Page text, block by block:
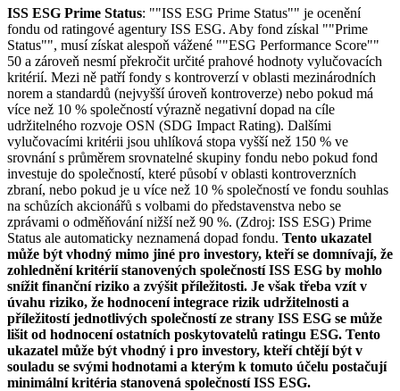
ISS ESG Prime Status: ""ISS ESG Prime Status"" je ocenění
fondu od ratingové agentury ISS ESG. Aby fond získal ""Prime
Status"", musí získat alespoň vážené ""ESG Performance Score""
50 a zároveň nesmí překročit určité prahové hodnoty vylučovacích
kritérií. Mezi ně patří fondy s kontroverzí v oblasti mezinárodních
norem a standardů (nejvyšší úroveň kontroverze) nebo pokud má
více než 10 % společností výrazně negativní dopad na cíle
udržitelného rozvoje OSN (SDG Impact Rating). Dalšími
vylučovacími kritérii jsou uhlíková stopa vyšší než 150 % ve
srovnání s průměrem srovnatelné skupiny fondu nebo pokud fond
investuje do společností, které působí v oblasti kontroverzních
zbraní, nebo pokud je u více než 10 % společností ve fondu souhlas
na schůzích akcionářů s volbami do představenstva nebo se
zprávami o odměňování nižší než 90 %. (Zdroj: ISS ESG) Prime
Status ale automaticky neznamená dopad fondu. Tento ukazatel
může být vhodný mimo jiné pro investory, kteří se domnívají, že
zohlednění kritérií stanovených společností ISS ESG by mohlo
snížit finanční riziko a zvýšit příležitosti. Je však třeba vzít v
úvahu riziko, že hodnocení integrace rizik udržitelnosti a
příležitostí jednotlivých společností ze strany ISS ESG se může
lišit od hodnocení ostatních poskytovatelů ratingu ESG. Tento
ukazatel může být vhodný i pro investory, kteří chtějí být v
souladu se svými hodnotami a kterým k tomuto účelu postačují
minimální kritéria stanovená společností ISS ESG.